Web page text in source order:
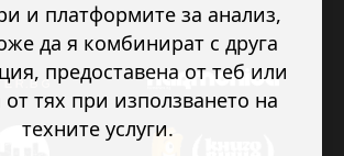
и платформите за анализ,
да я комбинират с друга
предоставена от теб или
тях при използването на
техните услуги.